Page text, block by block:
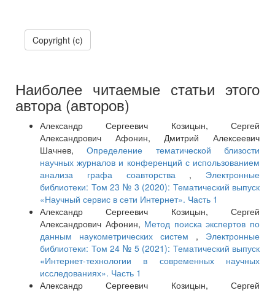
Copyright (c)
Наиболее читаемые статьи этого
автора (авторов)
Александр Сергеевич Козицын, Сергей
Александрович Афонин, Дмитрий Алексеевич
Шачнев,Определение тематической близости
научных журналов и конференций с использованием
анализа графа соавторства , Электронные
библиотеки: Том 23 № 3 (2020): Тематический выпуск
«Научный сервис в сети Интернет». Часть 1
Александр Сергеевич Козицын, Сергей
Александрович Афонин, Метод поиска экспертов по
данным наукометрических систем , Электронные
библиотеки: Том 24 № 5 (2021): Тематический выпуск
«Интернет-технологии в современных научных
исследованиях». Часть 1
Александр Сергеевич Козицын, Сергей